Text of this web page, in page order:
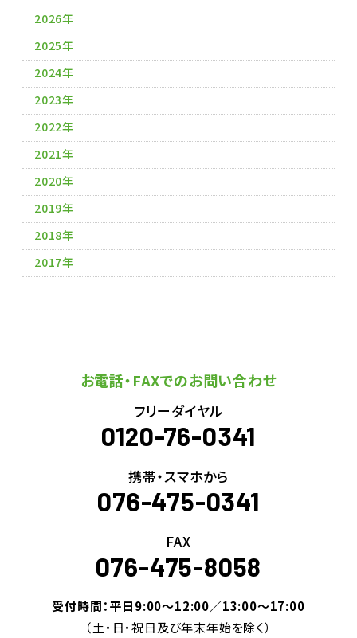
2026年
2025年
2024年
2023年
2022年
2021年
2020年
2019年
2018年
2017年
お電話・FAXでのお問い合わせ
フリーダイヤル
0120-76-0341
携帯・スマホから
076-475-0341
FAX
076-475-8058
受付時間：平日9:00～12:00／13:00～17:00
（土・日・祝日及び年末年始を除く）